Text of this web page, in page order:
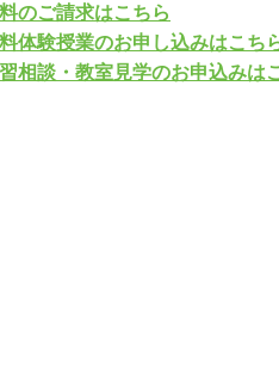
のご請求はこちら
体験授業のお申し込みはこち
相談・教室見学のお申込みは